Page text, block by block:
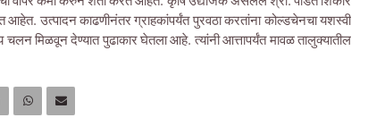
आहेत. उत्पादन काढणीनंतर ग्राहकांपर्यंत पुरवठा करतांना कोल्डचेनचा यशस्वी
मिळवून देण्यात पुढाकार घेतला आहे. त्यांनी आत्तापर्यंत मावळ तालुक्यातील